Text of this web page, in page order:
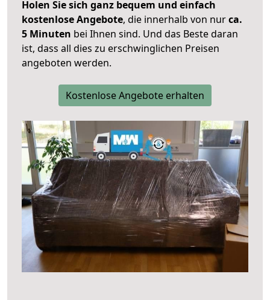
Holen Sie sich ganz bequem und einfach
kostenlose Angebote, die innerhalb von nurca.
5 Minuten bei Ihnen sind. Und das Beste daran
ist, dass all dies zu erschwinglichen Preisen
angeboten werden.
Kostenlose Angebote erhalten